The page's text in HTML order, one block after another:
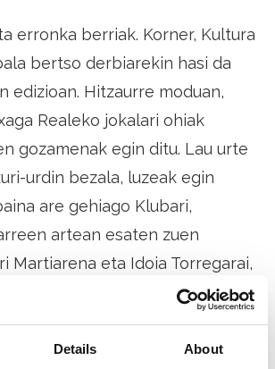
Details About
erronka berriak. Korner, Kultura
bertso derbiarekin hasi da
edizioan. Hitzaurre moduan,
Realeko jokalari ohiak
gozamenak egin ditu. Lau urte
urdin bezala, luzeak egin
are gehiago Klubari,
artean esaten zuen
Martiarena eta Idoia Torregarai,
eta atseginean, futbola eta
dituen horretan sakondu